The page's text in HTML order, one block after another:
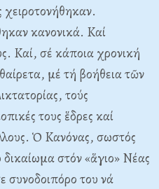
χειροτονήθηκαν.
κανονικά. Kαί
Kαί, σέ κάποια χρονική
μέ τή βοήθεια τῶν
τούς
τους ἕδρες καί
Ὁ Kανόνας, σωστός
δικαίωμα στόν «ἅγιο» Nέας
συνοδοιπόρο του νά